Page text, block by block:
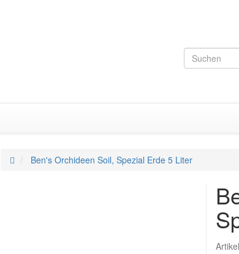
Ben's Orchideen Soil, Spezial Erde 5 Liter